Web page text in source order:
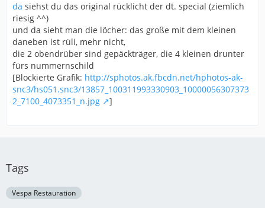
da siehst du das original rücklicht der dt. special (ziemlich
riesig ^^)
und da sieht man die löcher: das große mit dem kleinen
daneben ist rüli, mehr nicht,
die 2 obendrüber sind gepäckträger, die 4 kleinen drunter
fürs nummernschild
[Blockierte Grafik: http://sphotos.ak.fbcdn.net/hphotos-ak-
snc3/hs051.snc3/13857_100311993330903_10000056307373
2_7100_4073351_n.jpg
]
Tags
Vespa Restauration